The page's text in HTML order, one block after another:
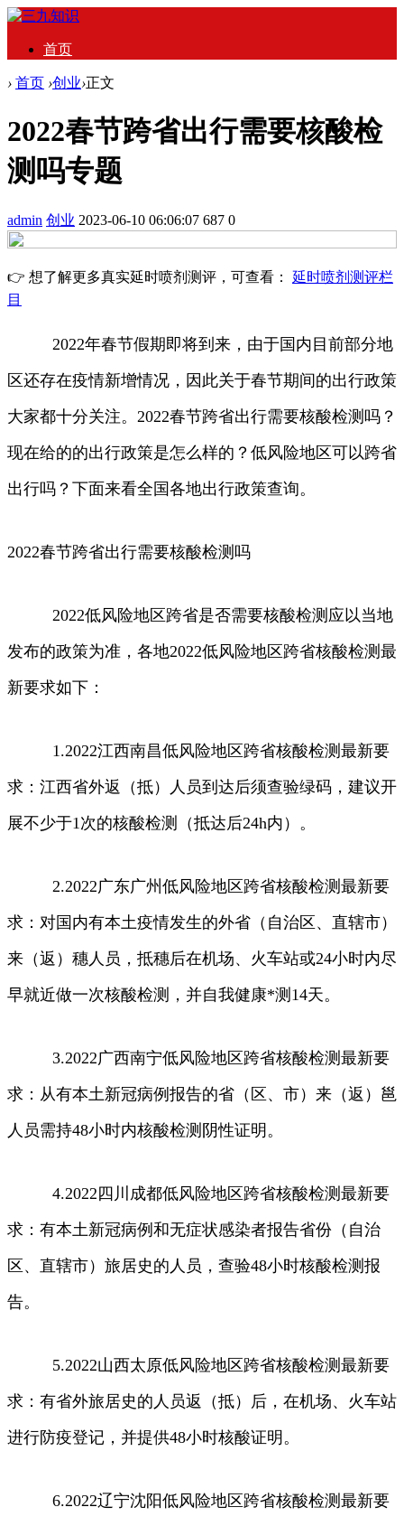
首页
› 首页 ›创业›正文
2022春节跨省出行需要核酸检
测吗专题
admin 创业 2023-06-10 06:06:07 687 0
👉 想了解更多真实延时喷剂测评，可查看： 延时喷剂测评栏
目
2022年春节假期即将到来，由于国内目前部分地
区还存在疫情新增情况，因此关于春节期间的出行政策
大家都十分关注。2022春节跨省出行需要核酸检测吗？
现在给的的出行政策是怎么样的？低风险地区可以跨省
出行吗？下面来看全国各地出行政策查询。
2022春节跨省出行需要核酸检测吗
2022低风险地区跨省是否需要核酸检测应以当地
发布的政策为准，各地2022低风险地区跨省核酸检测最
新要求如下：
1.2022江西南昌低风险地区跨省核酸检测最新要
求：江西省外返（抵）人员到达后须查验绿码，建议开
展不少于1次的核酸检测（抵达后24h内）。
2.2022广东广州低风险地区跨省核酸检测最新要
求：对国内有本土疫情发生的外省（自治区、直辖市）
来（返）穗人员，抵穗后在机场、火车站或24小时内尽
早就近做一次核酸检测，并自我健康*测14天。
3.2022广西南宁低风险地区跨省核酸检测最新要
求：从有本土新冠病例报告的省（区、市）来（返）邕
人员需持48小时内核酸检测阴性证明。
4.2022四川成都低风险地区跨省核酸检测最新要
求：有本土新冠病例和无症状感染者报告省份（自治
区、直辖市）旅居史的人员，查验48小时核酸检测报
告。
5.2022山西太原低风险地区跨省核酸检测最新要
求：有省外旅居史的人员返（抵）后，在机场、火车站
进行防疫登记，并提供48小时核酸证明。
6.2022辽宁沈阳低风险地区跨省核酸检测最新要